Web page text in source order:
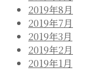
2019年8月
2019年7月
2019年3月
2019年2月
2019年1月